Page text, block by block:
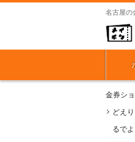
名古屋の
金券シ
どえ
るで